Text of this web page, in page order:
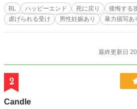
ディアを待っていたのは、フ
る、公爵令嬢オディーヌからの壮
死に耐える中、新しい命を授
う耐えきれなくなったルディ
冷たい湖に沈んでいくルディ
家がどうなるか見てごらん。
BL ハッピーエンド 死に戻り 後悔する
虐げられる受け
男性妊娠あり 暴力描写あ
最終更新日
2
Candle